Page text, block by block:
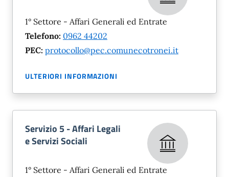
1° Settore - Affari Generali ed Entrate
Telefono: 0962 44202
PEC: protocollo@pec.comunecotronei.it
ULTERIORI INFORMAZIONI
Servizio 5 - Affari Legali
e Servizi Sociali
1° Settore - Affari Generali ed Entrate